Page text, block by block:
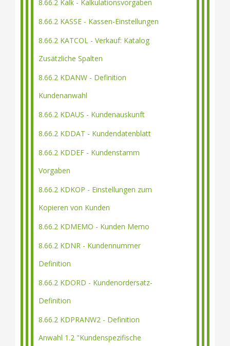
8.66.2 Kalk - Kalkulationsvorgaben
8.66.2 KASSE - Kassen-Einstellungen
8.66.2 KATCOL - Verkauf: Katalog
Zusätzliche Spalten
8.66.2 KDANW - Definition
Kundenanwahl
8.66.2 KDAUS - Kundenauskunft
8.66.2 KDDAT - Kundendatenblatt
8.66.2 KDDEF - Kundenstamm
Vorgaben
8.66.2 KDKOP - Einstellungen zum
Kopieren von Kunden
8.66.2 KDMEMO - Kunden Memo
8.66.2 KDNR - Kundennummer
Definition
8.66.2 KDORD - Kundenordersatz-
Definition
8.66.2 KDPRANW2 - Definition
Anwahl 1.2 "Kundenspezifische